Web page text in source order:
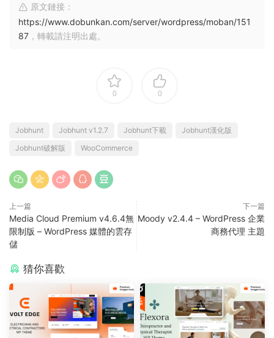
原文鏈接：
https://www.dobunkan.com/server/wordpress/moban/151
87 ，轉載請注明出處。
0 0
Jobhunt Jobhunt v1.2.7 Jobhunt下載
Jobhunt漢化版
Jobhunt破解版
WooCommerce
上一篇
Media Cloud Premium v4.6.4無
限制版 – WordPress 媒體的雲存
儲
下一篇
Moody v2.4.4 – WordPress 企業
商務代理 主題
猜你喜歡